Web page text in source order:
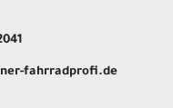
fahrradprofi.de